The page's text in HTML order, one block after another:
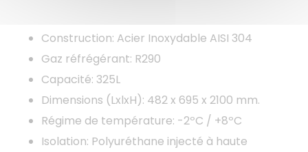
Construction: Acier Inoxydable AISI 304
Gaz réfrégérant: R290
Capacité: 325L
Dimensions (LxlxH): 482 x 695 x 2100 mm.
Régime de température: -2ºC / +8ºC
Isolation: Polyuréthane injecté à haute